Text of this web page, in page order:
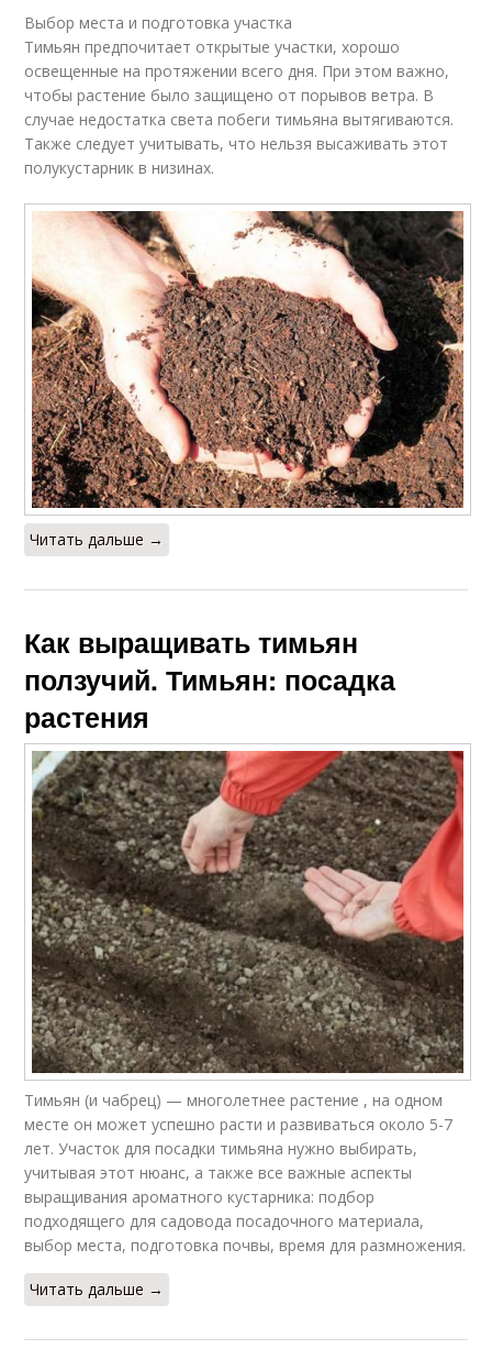
Выбор места и подготовка участка
Тимьян предпочитает открытые участки, хорошо
освещенные на протяжении всего дня. При этом важно,
чтобы растение было защищено от порывов ветра. В
случае недостатка света побеги тимьяна вытягиваются.
Также следует учитывать, что нельзя высаживать этот
полукустарник в низинах.
Читать дальше →
Как выращивать тимьян
ползучий. Тимьян: посадка
растения
Тимьян (и чабрец) — многолетнее растение , на одном
месте он может успешно расти и развиваться около 5-7
лет. Участок для посадки тимьяна нужно выбирать,
учитывая этот нюанс, а также все важные аспекты
выращивания ароматного кустарника: подбор
подходящего для садовода посадочного материала,
выбор места, подготовка почвы, время для размножения.
Читать дальше →